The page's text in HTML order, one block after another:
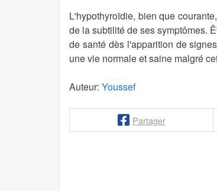
L'hypothyroïdie, bien que
de la subtilité de ses symptômes.
de santé dès l'apparition de
une vie normale et saine malgré
Auteur: Youssef
Partager